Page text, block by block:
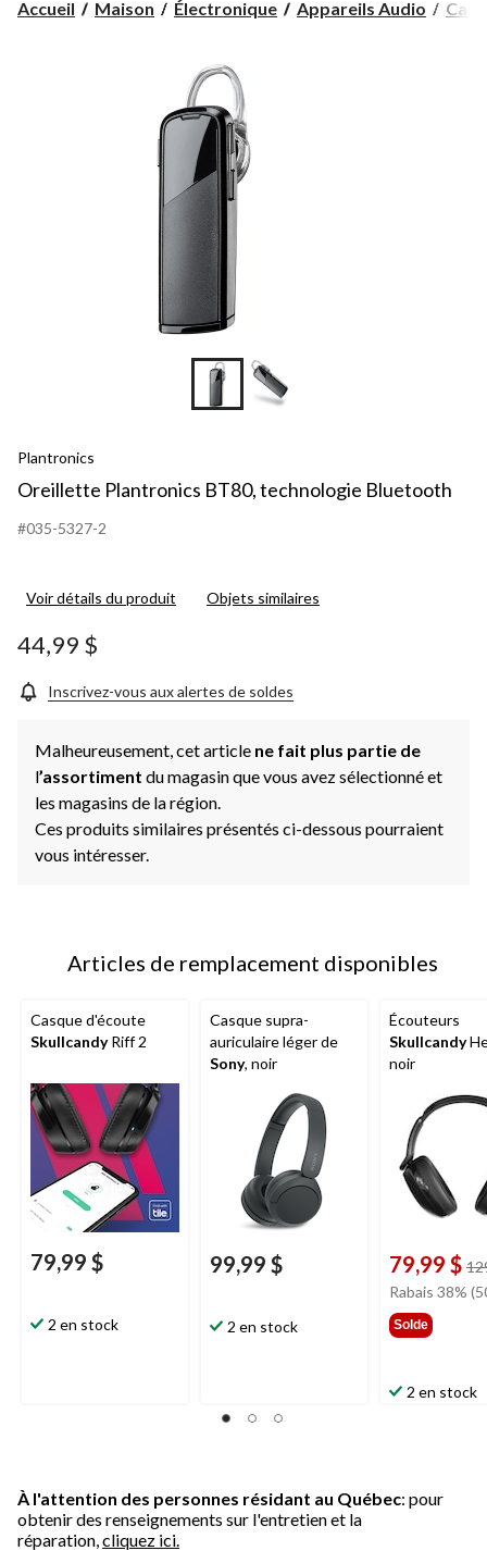
Accueil Maison Électronique Appareils Audio
Plantronics
Oreillette Plantronics BT80, technologie Bluetooth
#035-5327-2
Voir détails du produit Objets similaires
44,99 $
Inscrivez-vous aux alertes de soldes
Malheureusement, cet article ne fait plus partie de
l’assortiment du magasin que vous avez sélectionné et
les magasins de la région.
Ces produits similaires présentés ci-dessous pourraient
vous intéresser.
Articles de remplacement disponibles
Casque d'écoute
SkullcandyRiff 2
79,99 $
2 en stock
Casque supra-
auriculaire léger de
Sony, noir
99,99 $
2 en stock
Écouteurs
Skullcandy
noir
79,99 $
Rabais 38%
Solde
2 en stock
À l'attention des personnes résidant au Québec: pour
obtenir des renseignements sur l'entretien et la
réparation, cliquez ici.